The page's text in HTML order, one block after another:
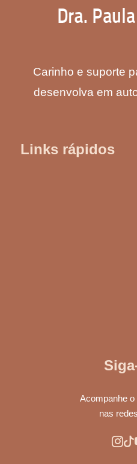
Carinho e suporte
desenvolva em
Links rápidos
Acompanhe
nas